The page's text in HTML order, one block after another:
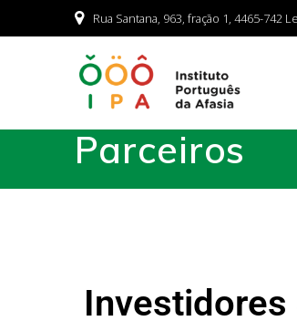
Rua Santana, 963, fração 1, 4465-742
Parceiros
Investidores